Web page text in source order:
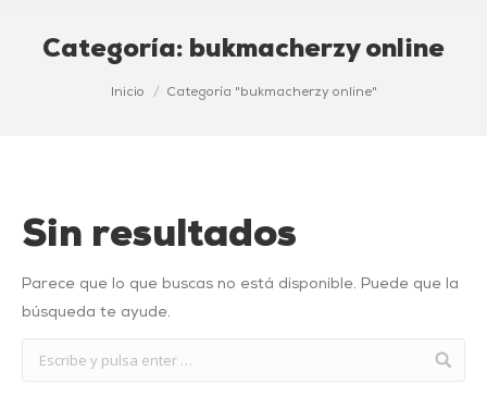
Categoría: bukmacherzy online
Inicio Categoría "bukmacherzy online"
Sin resultados
Parece que lo que buscas no está disponible. Puede que la
búsqueda te ayude.